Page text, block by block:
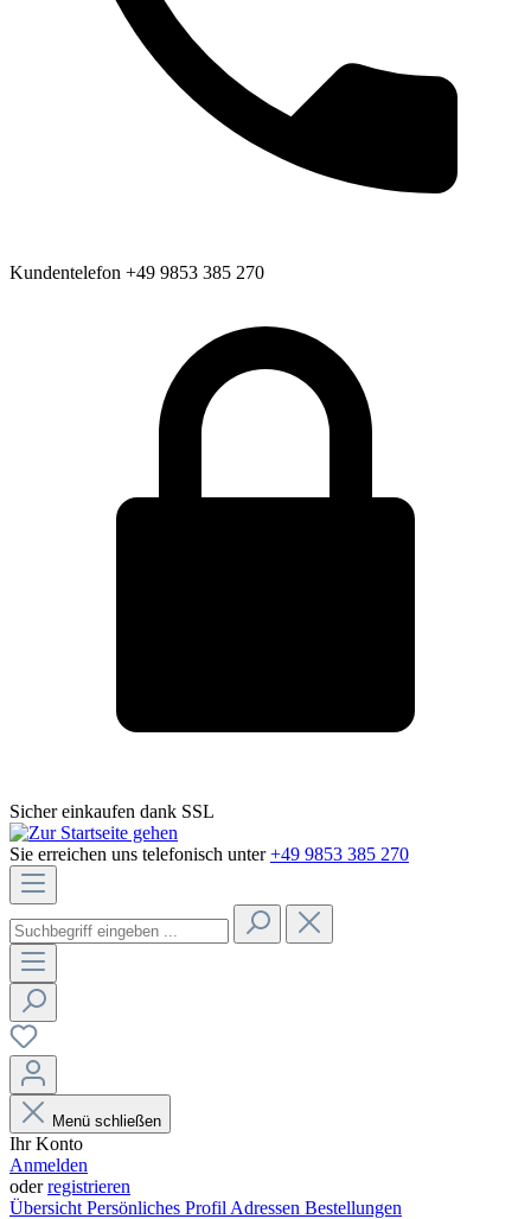
Kundentelefon +49 9853 385 270
Sicher einkaufen dank SSL
Sie erreichen uns telefonisch unter +49 9853 385 270
Menü schließen
Ihr Konto
Anmelden
oderregistrieren
Übersicht Persönliches Profil Adressen Bestellungen